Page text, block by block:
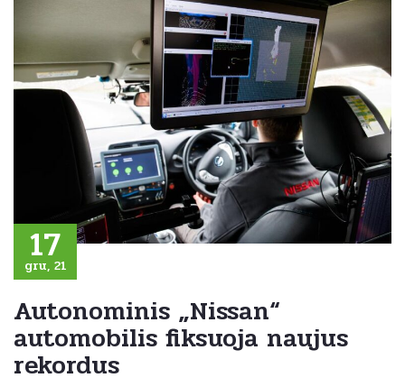
17
gru, 21
Autonominis „Nissan“
automobilis fiksuoja naujus
rekordus